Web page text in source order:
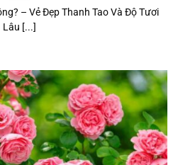
– Vẻ Đẹp Thanh Tao Và Độ Tươi
Lâu [...]